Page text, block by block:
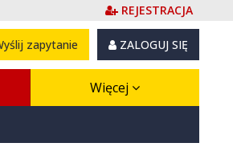
REJESTRACJA
ZALOGUJ SIĘ
zapytanie
Więcej